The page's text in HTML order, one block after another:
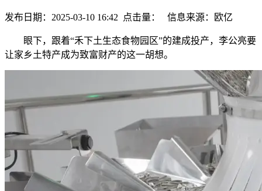
发布日期：2025-03-10 16:42 点击量： 信息来源：欧亿
眼下，跟着“禾下土生态食物园区”的建成投产，李公亮要
让家乡土特产成为致富财产的这一胡想。